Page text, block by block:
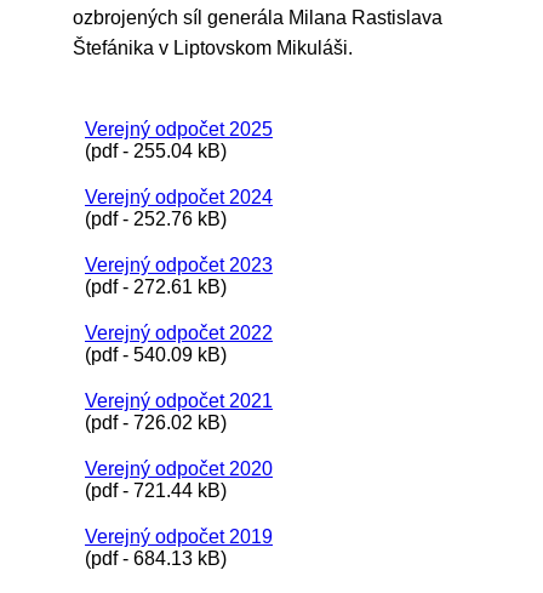
ozbrojených síl generála Milana Rastislava
Štefánika v Liptovskom Mikuláši.
Verejný odpočet 2025
(pdf - 255.04 kB)
Verejný odpočet 2024
(pdf - 252.76 kB)
Verejný odpočet 2023
(pdf - 272.61 kB)
Verejný odpočet 2022
(pdf - 540.09 kB)
Verejný odpočet 2021
(pdf - 726.02 kB)
Verejný odpočet 2020
(pdf - 721.44 kB)
Verejný odpočet 2019
(pdf - 684.13 kB)